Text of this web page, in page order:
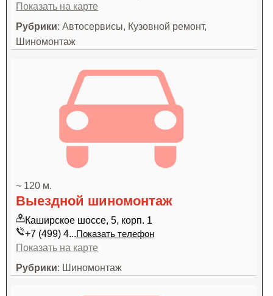
Показать на карте
Рубрики: Автосервисы, Кузовной ремонт,
Шиномонтаж
~ 120 м.
Выездной шиномонтаж
Каширское шоссе, 5, корп. 1
+7 (499) 4...Показать телефон
Показать на карте
Рубрики: Шиномонтаж